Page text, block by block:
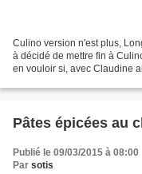
Culino version n'est plus,
à décidé de mettre fin à
en vouloir si, avec Claudine
Pâtes épicées au
Publié le 09/03/2015 à 08:00
Par sotis